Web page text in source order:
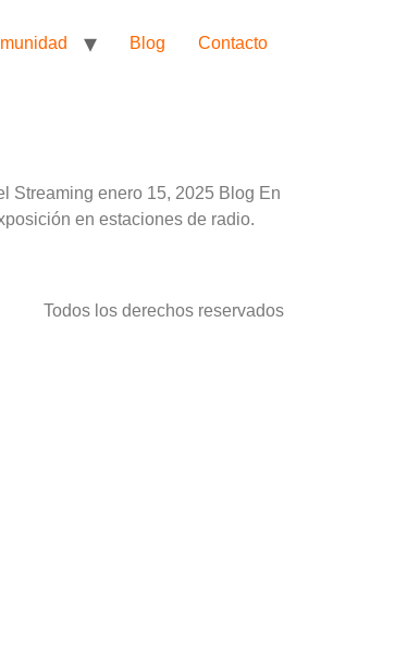
Blog Contacto
Streaming enero 15, 2025 Blog En
en estaciones de radio.
Todos los derechos reservados